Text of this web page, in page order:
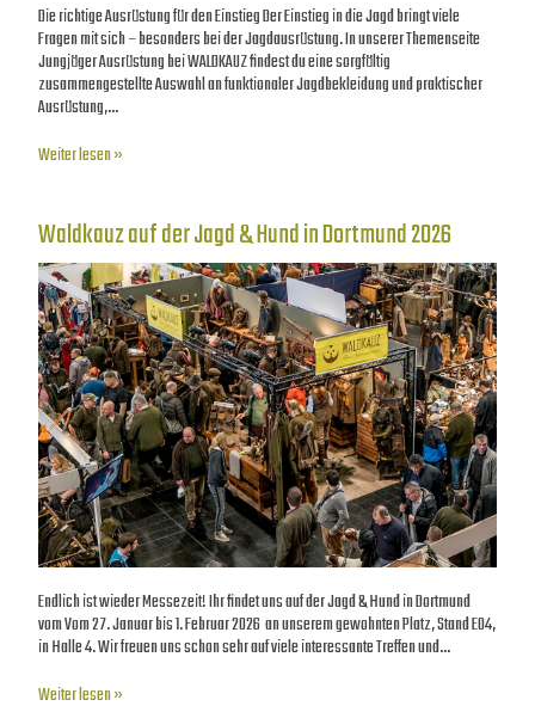
Die richtige Ausrüstung für den Einstieg Der Einstieg in die Jagd bringt viele
Fragen mit sich – besonders bei der Jagdausrüstung. In unserer Themenseite
Jungjäger Ausrüstung bei WALDKAUZ findest du eine sorgfältig
zusammengestellte Auswahl an funktionaler Jagdbekleidung und praktischer
Ausrüstung,…
Weiter lesen »
Waldkauz auf der Jagd & Hund in Dortmund 2026
Endlich ist wieder Messezeit! Ihr findet uns auf der Jagd & Hund in Dortmund
vom Vom 27. Januar bis 1. Februar 2026 an unserem gewohnten Platz, Stand E04,
in Halle 4. Wir freuen uns schon sehr auf viele interessante Treffen und…
Weiter lesen »